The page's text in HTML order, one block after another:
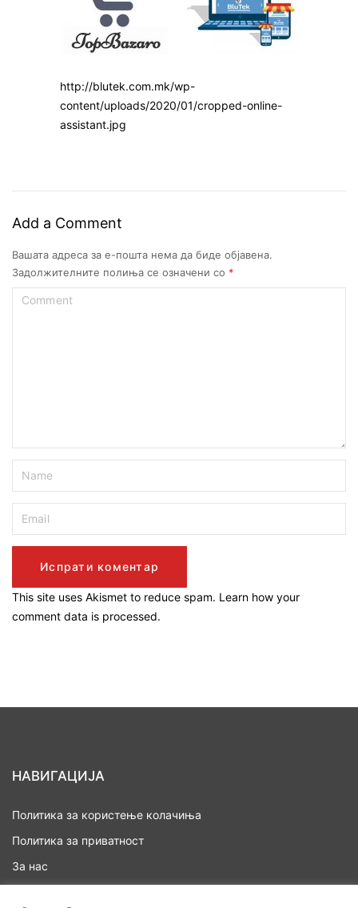
http://blutek.com.mk/wp-
content/uploads/2020/01/cropped-online-
assistant.jpg
Add a Comment
Вашата адреса за е-пошта нема да биде објавена.
Задолжителните полиња се означени со *
This site uses Akismet to reduce spam. Learn how your
comment data is processed.
НАВИГАЦИЈА
Политика за користење колачиња
Политика за приватност
За нас